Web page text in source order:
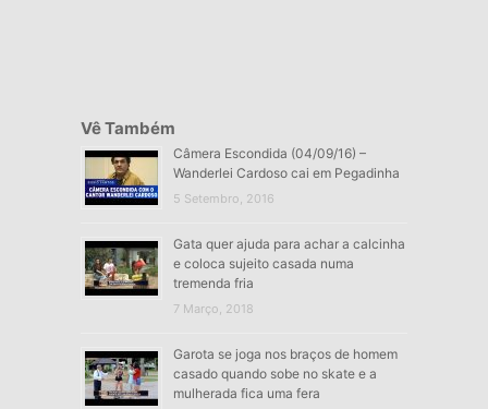
Vê Também
Câmera Escondida (04/09/16) –
Wanderlei Cardoso cai em Pegadinha
5 Setembro, 2016
Gata quer ajuda para achar a calcinha
e coloca sujeito casada numa
tremenda fria
7 Março, 2018
Garota se joga nos braços de homem
casado quando sobe no skate e a
mulherada fica uma fera